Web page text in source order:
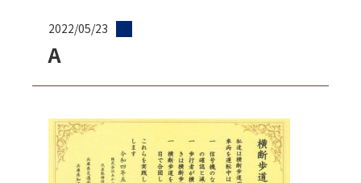
2022/05/23
A